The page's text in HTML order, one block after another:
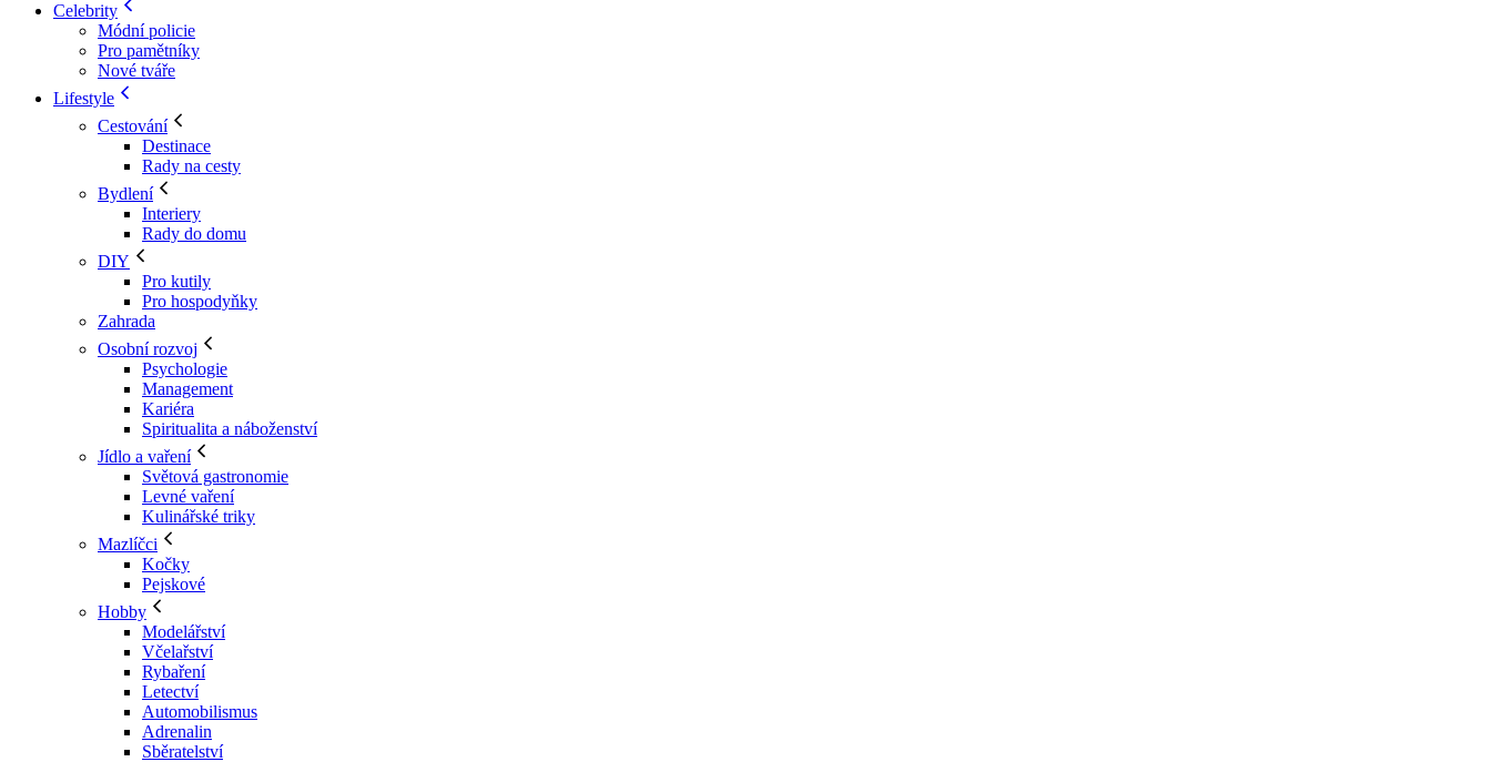
Celebrity
Módní policie
Pro pamětníky
Nové tváře
Lifestyle
Cestování
Destinace
Rady na cesty
Bydlení
Interiery
Rady do domu
DIY
Pro kutily
Pro hospodyňky
Zahrada
Osobní rozvoj
Psychologie
Management
Kariéra
Spiritualita a náboženství
Jídlo a vaření
Světová gastronomie
Levné vaření
Kulinářské triky
Mazlíčci
Kočky
Pejskové
Hobby
Modelářství
Včelařství
Rybaření
Letectví
Automobilismus
Adrenalin
Sběratelství